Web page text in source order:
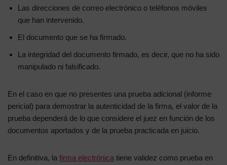
Las direcciones de correo electrónico o teléfonos móviles
que han intervenido.
El documento que se ha firmado.
La integridad del documento firmado, es decir, que no ha sido
manipulado ni falsificado.
En el caso en que no presentes una prueba adicional (informe
pericial) para demostrar la autenticidad de la firma, el valor de la
prueba dependerá de lo que considere el juez en función de los
documentos aportados y de la prueba practicada en juicio.
En definitiva, la firma electrónica tiene validez como prueba en